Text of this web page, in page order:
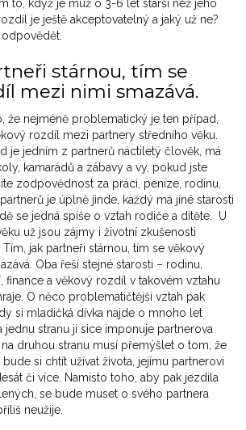
to, když je muž o 3-6 let starší než jeho
je ještě akceptovatelný a jaký už ne?
stárnou, tím se
mezi nimi smazává.
že nejméně problematický je ten případ,
rozdíl mezi partnery středního věku.
je jedním z partnerů náctiletý člověk, má
kamarádů a zábavy a vy, pokud jste
zodpovědnost za práci, peníze, rodinu,
je úplně jinde, každý má jiné starosti
se jedná spíše o vztah rodiče a dítěte. U
už jsou zájmy i životní zkušenosti
jak partneři stárnou, tím se věkový
Oba řeší stejné starosti – rodinu,
finance a věkový rozdíl v takovém vztahu
O něco problematičtější vztah pak
si mladičká dívka najde o mnoho let
jednu stranu jí sice imponuje partnerova
druhou stranu musí přemýšlet o tom, že
si chtít užívat života, jejímu partnerovi
či více. Namísto toho, aby pak jezdila
se bude muset o svého partnera
neužije.